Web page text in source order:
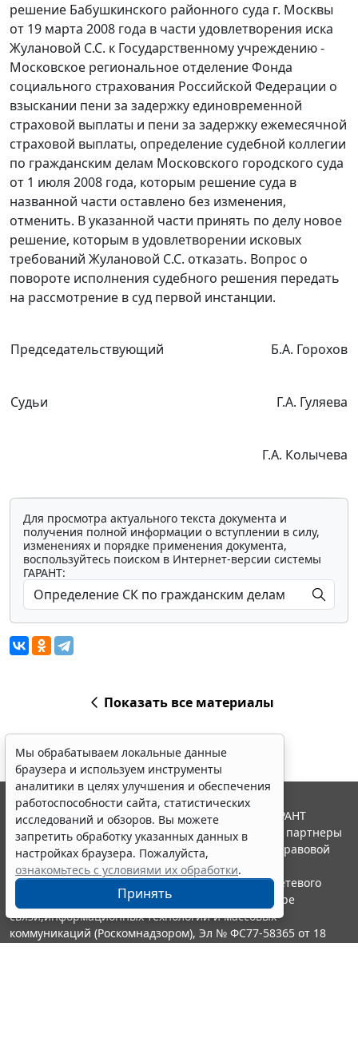
решение Бабушкинского районного суда г. Москвы
от 19 марта 2008 года в части удовлетворения иска
Жулановой С.С. к Государственному учреждению -
Московское региональное отделение Фонда
социального страхования Российской Федерации о
взыскании пени за задержку единовременной
страховой выплаты и пени за задержку ежемесячной
страховой выплаты, определение судебной коллегии
по гражданским делам Московского городского суда
от 1 июля 2008 года, которым решение суда в
названной части оставлено без изменения,
отменить. В указанной части принять по делу новое
решение, которым в удовлетворении исковых
требований Жулановой С.С. отказать. Вопрос о
повороте исполнения судебного решения передать
на рассмотрение в суд первой инстанции.
Председательствующий Б.А. Горохов
Судьи Г.А. Гуляева
Г.А. Колычева
Для просмотра актуального текста документа и
получения полной информации о вступлении в силу,
изменениях и порядке применения документа,
воспользуйтесь поиском в Интернет-версии системы
ГАРАНТ:
Показать все материалы
Мы обрабатываем локальные данные
браузера и используем инструменты
аналитики в целях улучшения и обеспечения
работоспособности сайта, статистических
исследований и обзоров. Вы можете
запретить обработку указанных данных в
настройках браузера. Пожалуйста,
ознакомьтесь с условиями их обработки.
Принять
© ООО "НПП "ГАРАНТ-СЕРВИС", 2026. Система ГАРАНТ
выпускается с 1990 года. Компания "Гарант" и ее партнеры
являются участниками Российской ассоциации правовой
информации ГАРАНТ.
Портал ГАРАНТ.РУ зарегистрирован в качестве сетевого
издания Федеральной службой по надзору в сфере
связи,информационных технологий и массовых
коммуникаций (Роскомнадзором), Эл № ФС77-58365 от 18